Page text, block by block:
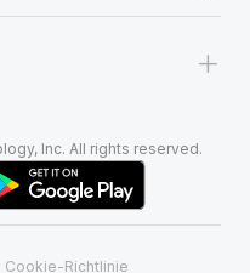
+
Inc. All rights reserved.
Cookie-Richtlinie